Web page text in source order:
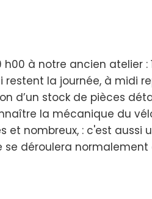
à notre ancien atelier :
la journée, à midi
d’un stock de pièces
la mécanique du
et nombreux, : c'est aussi
déroulera normalement